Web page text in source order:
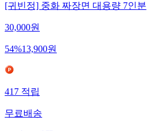
[귀빈정] 중화 짜장면 대용량 7인분
30,000원
54%13,900원
417적립
무료배송